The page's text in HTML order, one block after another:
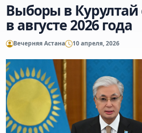
Выборы в Курултай
в августе 2026 года
Вечерняя Астана 10 апреля, 2026